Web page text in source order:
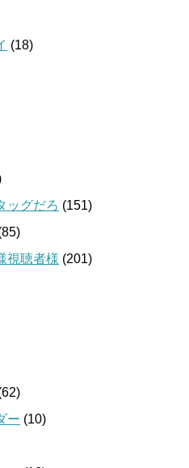
(18)
ッグだろ (151)
視聴者様 (201)
ー (10)